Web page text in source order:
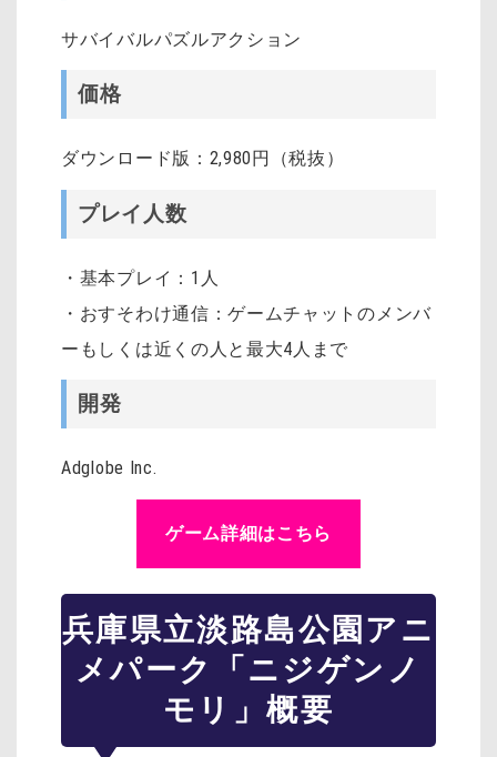
サバイバルパズルアクション
価格
ダウンロード版：2,980円（税抜）
プレイ人数
・基本プレイ：1人
・おすそわけ通信：ゲームチャットのメンバ
ーもしくは近くの人と最大4人まで
開発
Adglobe Inc.
ゲーム詳細はこちら
兵庫県立淡路島公園アニ
メパーク「ニジゲンノ
モリ」概要